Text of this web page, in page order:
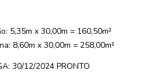
5,35m x 30,00m = 160,50m²
8,60m x 30,00m = 258,00m²
30/12/2024 PRONTO